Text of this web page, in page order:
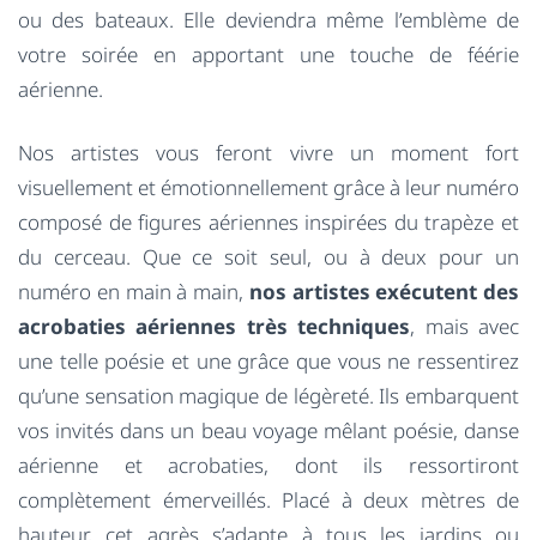
ou des bateaux. Elle deviendra même l’emblème de
votre soirée en apportant une touche de féérie
aérienne.
Nos artistes vous feront vivre un moment fort
visuellement et émotionnellement grâce à leur numéro
composé de figures aériennes inspirées du trapèze et
du cerceau. Que ce soit seul, ou à deux pour un
numéro en main à main, nos artistes exécutent des
acrobaties aériennes très techniques, mais avec
une telle poésie et une grâce que vous ne ressentirez
qu’une sensation magique de légèreté. Ils embarquent
vos invités dans un beau voyage mêlant poésie, danse
aérienne et acrobaties, dont ils ressortiront
complètement émerveillés. Placé à deux mètres de